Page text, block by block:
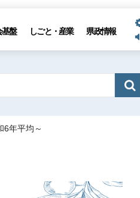
基盤 しごと・産業 県政情報
6年平均～